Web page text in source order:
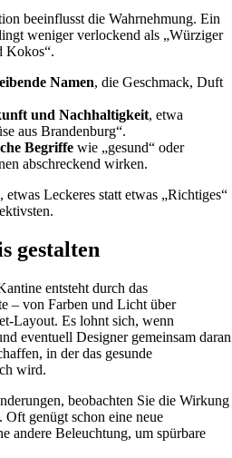
beeinflusst die Wahrnehmung. Ein
weniger verlockend als „Würziger
Kokos“.
Namen, die Geschmack, Duft
und Nachhaltigkeit, etwa
aus Brandenburg“.
Begriffe wie „gesund“ oder
abschreckend wirken.
Leckeres statt etwas „Richtiges“
gestalten
entsteht durch das
– von Farben und Licht über
Layout. Es lohnt sich, wenn
eventuell Designer gemeinsam daran
in der das gesunde
wird.
beobachten Sie die Wirkung
Oft genügt schon eine neue
andere Beleuchtung, um spürbare